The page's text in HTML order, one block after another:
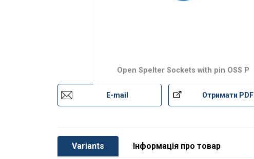
Open Spelter Sockets with pin OSS P
E-mail Отримати PDF
Variants Інформація про товар